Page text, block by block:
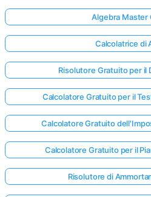
Algebra Master
Calcolatrice di
Risolutore Gratuito per il
Calcolatore Gratuito per il
Calcolatore Gratuito
Calcolatore Gratuito per il
Risolutore di